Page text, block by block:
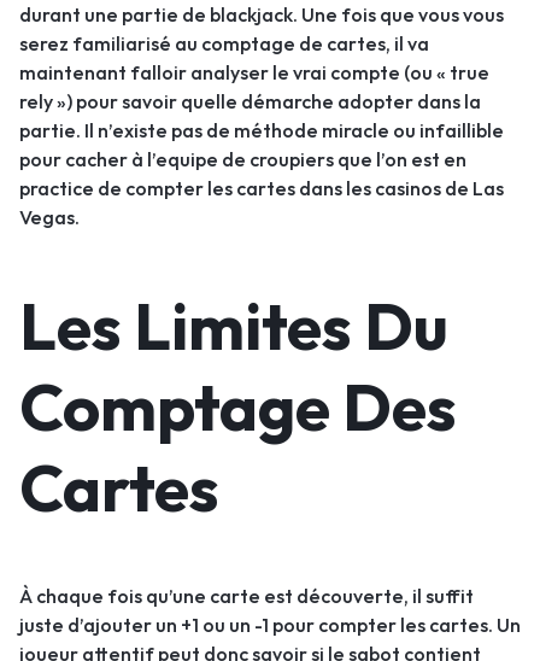
durant une partie de blackjack. Une fois que vous vous
serez familiarisé au comptage de cartes, il va
maintenant falloir analyser le vrai compte (ou « true
rely ») pour savoir quelle démarche adopter dans la
partie. Il n’existe pas de méthode miracle ou infaillible
pour cacher à l’equipe de croupiers que l’on est en
practice de compter les cartes dans les casinos de Las
Vegas.
Les Limites Du
Comptage Des
Cartes
À chaque fois qu’une carte est découverte, il suffit
juste d’ajouter un +1 ou un -1 pour compter les cartes. Un
joueur attentif peut donc savoir si le sabot contient